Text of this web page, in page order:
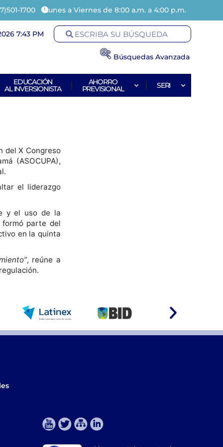
1700 Lunes a Viernes de 8:00 a.m. a 4:00 p.m.
7:43 PM
Búsquedas Avanzada
EDUCACIÓN
AL INVERSIONISTA
AHORRO
PREVISIONAL
SERI
del X Congreso
(ASOCUPA),
el liderazgo
y el uso de la
formó parte del
en la quinta
, reúne a